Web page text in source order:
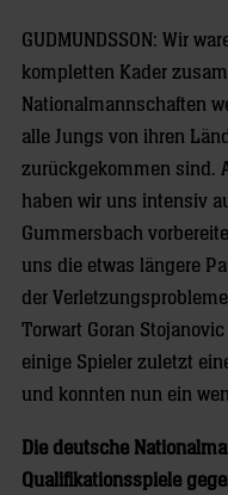
GUDMUNDSSON: Wir
kompletten Kader
Nationalmannschaften
alle Jungs von ihren
zurückgekommen sind.
haben wir uns intensiv
Gummersbach
uns die etwas längere
der
Torwart Goran
einige Spieler zuletzt
und konnten nun ein
Die deutsche
Qualifikationsspiele